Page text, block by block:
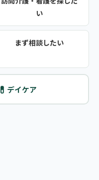
い
まず相談したい
💊 デイケア